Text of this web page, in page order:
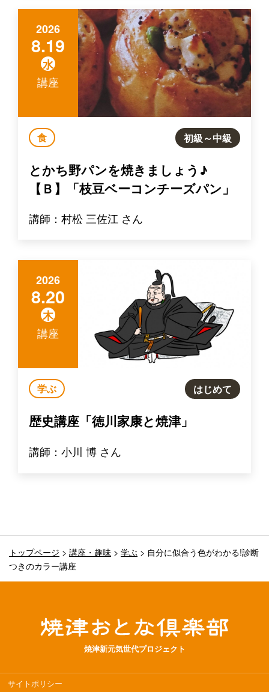
2026
8.19
水
講座
食 初級～中級
とかち野パンを焼きましょう♪
【Ｂ】「枝豆ベーコンチーズパン」
講師：村松 三佐江 さん
2026
8.20
木
講座
学ぶ はじめて
歴史講座「徳川家康と焼津」
講師：小川 博 さん
トップページ > 講座・趣味 > 学ぶ > 自分に似合う色がわかる!診断
つきのカラー講座
焼津新元気世代プロジェクト
サイトポリシー